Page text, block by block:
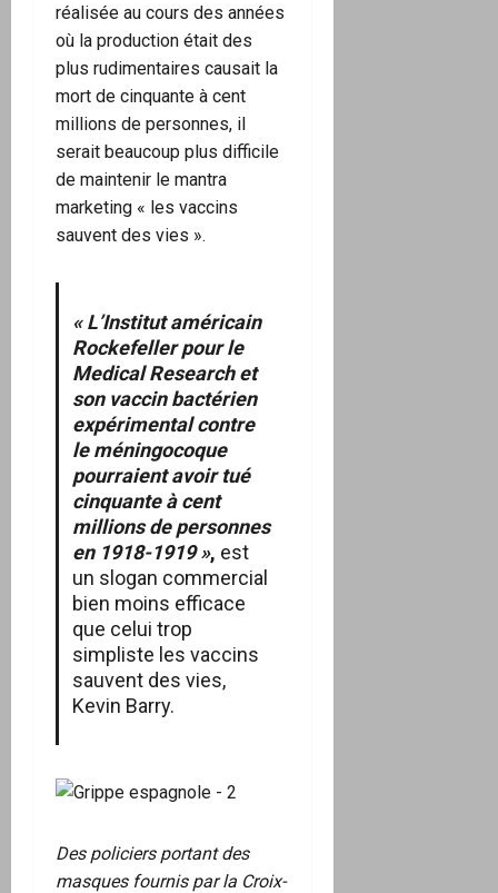
réalisée au cours des années
où la production était des
plus rudimentaires causait la
mort de cinquante à cent
millions de personnes, il
serait beaucoup plus difficile
de maintenir le mantra
marketing « les vaccins
sauvent des vies ».
« L’Institut américain
Rockefeller pour le
Medical Research et
son vaccin bactérien
expérimental contre
le méningocoque
pourraient avoir tué
cinquante à cent
millions de personnes
en 1918-1919 », est
un slogan commercial
bien moins efficace
que celui trop
simpliste les vaccins
sauvent des vies,
Kevin Barry.
Des policiers portant des
masques fournis par la Croix-